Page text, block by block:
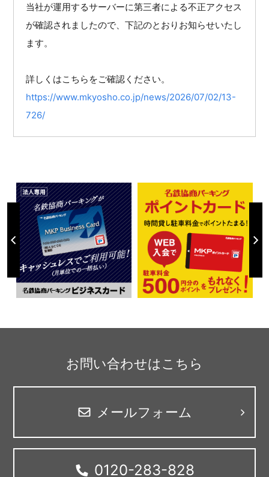
当社が運用するサーバーに第三者による不正アクセス
が確認されましたので、下記のとおりお知らせいたし
ます。
詳しくはこちらをご確認ください。
https://www.mkyosho.co.jp/news/2026/07/02/13-
726/
お問い合わせはこちら
メールフォーム
0120-283-828